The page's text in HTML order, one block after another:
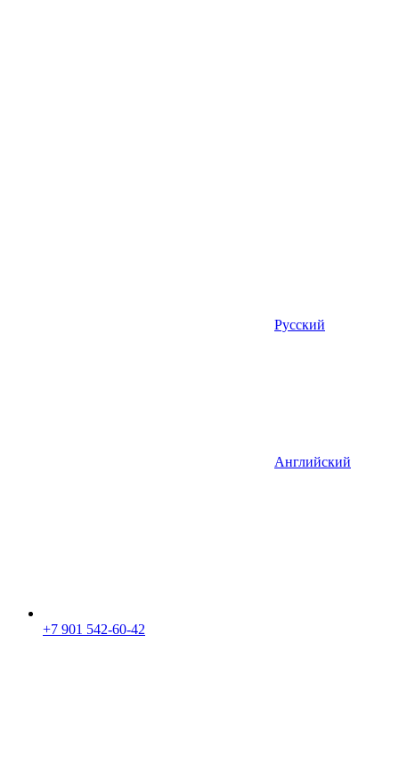
Русский
Английский
+7 901 542-60-42